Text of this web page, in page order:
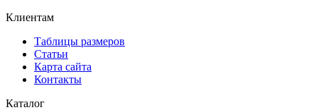
Клиентам
Таблицы размеров
Статьи
Карта сайта
Контакты
Каталог